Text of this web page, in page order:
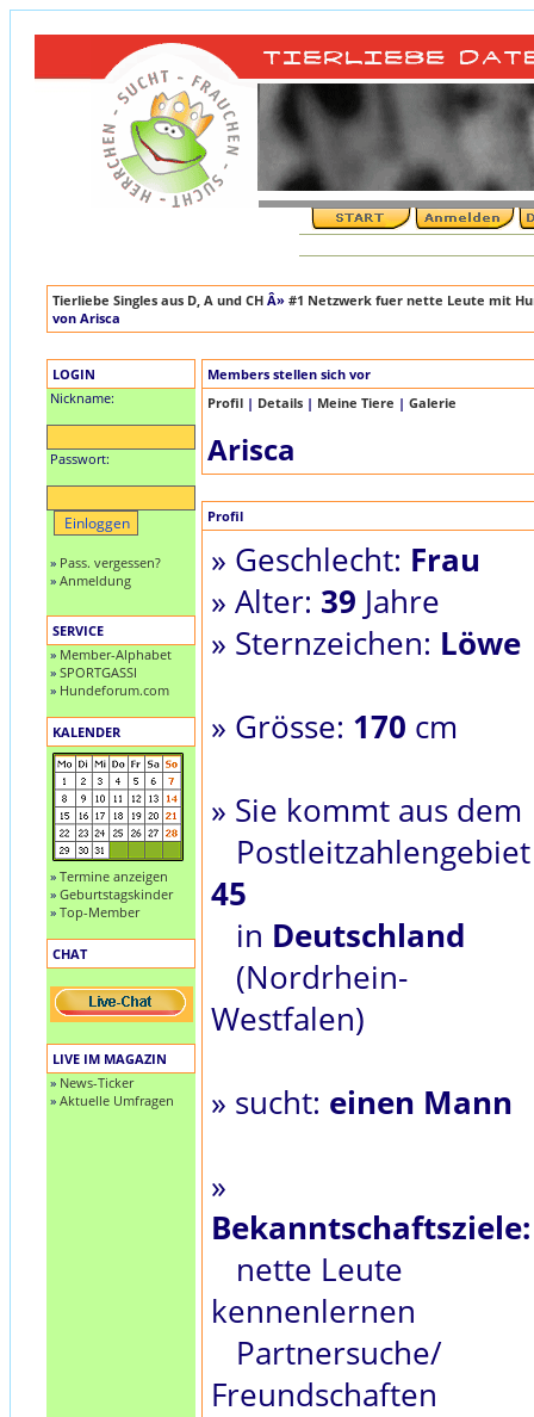
Tierliebe Singles aus D, A und CH Â» #1 Netzwerk fuer nette Leute mit
von Arisca
LOGIN
Nickname:
Passwort:
» Pass. vergessen?
» Anmeldung
SERVICE
» Member-Alphabet
» SPORTGASSI
» Hundeforum.com
KALENDER
» Termine anzeigen
» Geburtstagskinder
» Top-Member
CHAT
LIVE IM MAGAZIN
» News-Ticker
» Aktuelle Umfragen
Members stellen sich vor
Profil | Details | Meine Tiere | Galerie
Arisca
Profil
» Geschlecht: Frau
» Alter: 39 Jahre
» Sternzeichen: Löwe
» Grösse: 170 cm
» Sie kommt aus dem
Postleitzahlengebiet
45
in Deutschland
(Nordrhein-
Westfalen)
» sucht: einen Mann
»
Bekanntschaftsziele:
nette Leute
kennenlernen
Partnersuche/
Freundschaften